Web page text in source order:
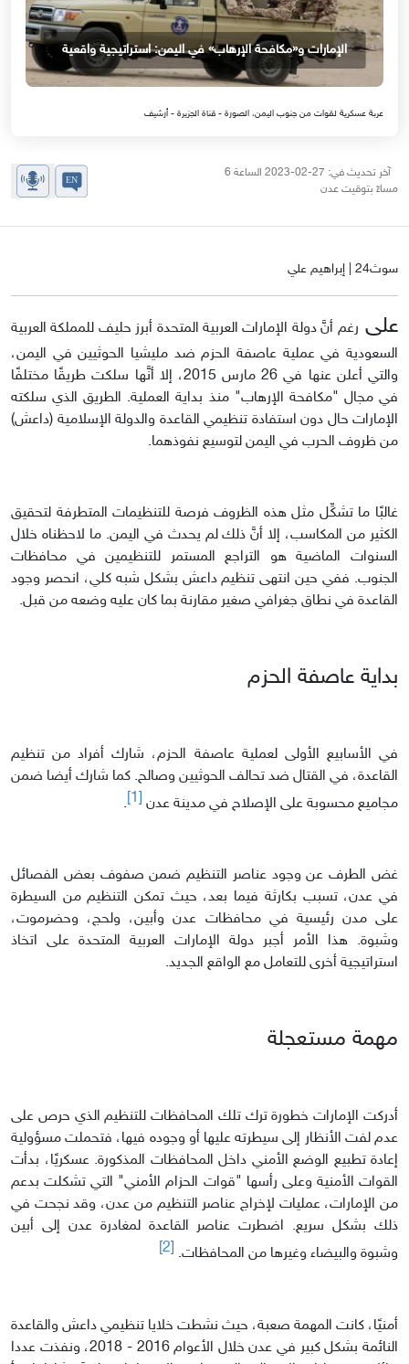
الإمارات و«مكافحة الإرهاب» في اليمن: استراتيجية واقعية
عربة عسكرية لقوات من جنوب اليمن، الصورة - قناة الجزيرة - أرشيف
آخر تحديث في: 27-02-2023 الساعة 6
مساءً بتوقيت عدن
سوث24 | إبراهيم علي
على رغم أنَّ دولة الإمارات العربية المتحدة أبرز حليف للمملكة العربية
السعودية في عملية عاصفة الحزم ضد مليشيا الحوثيين في اليمن،
والتي أعلن عنها في 26 مارس 2015، إلا أنَّها سلكت طريقًا مختلفًا
في مجال "مكافحة الإرهاب" منذ بداية العملية. الطريق الذي سلكته
الإمارات حال دون استفادة تنظيمي القاعدة والدولة الإسلامية (داعش)
من ظروف الحرب في اليمن لتوسيع نفوذهما.
غالبًا ما تشكِّل مثل هذه الظروف فرصة للتنظيمات المتطرفة لتحقيق
الكثير من المكاسب، إلا أنَّ ذلك لم يحدث في اليمن. ما لاحظناه خلال
السنوات الماضية هو التراجع المستمر للتنظيمين في محافظات
الجنوب. ففي حين انتهى تنظيم داعش بشكل شبه كلي، انحصر وجود
القاعدة في نطاق جغرافي صغير مقارنة بما كان عليه وضعه من قبل.
بداية عاصفة الحزم
في الأسابيع الأولى لعملية عاصفة الحزم، شارك أفراد من تنظيم
القاعدة، في القتال ضد تحالف الحوثيين وصالح. كما شارك أيضا ضمن
مجاميع محسوبة على الإصلاح في مدينة عدن
.
غض الطرف عن وجود عناصر التنظيم ضمن صفوف بعض الفصائل
في عدن، تسبب بكارثة فيما بعد، حيث تمكن التنظيم من السيطرة
على مدن رئيسية في محافظات عدن وأبين، ولحج، وحضرموت،
وشبوة. هذا الأمر أجبر دولة الإمارات العربية المتحدة على اتخاذ
استراتيجية أخرى للتعامل مع الواقع الجديد.
مهمة مستعجلة
أدركت الإمارات خطورة ترك تلك المحافظات للتنظيم الذي حرص على
عدم لفت الأنظار إلى سيطرته عليها أو وجوده فيها، فتحملت مسؤولية
إعادة تطبيع الوضع الأمني داخل المحافظات المذكورة. عسكريًا، بدأت
القوات الأمنية وعلى رأسها "قوات الحزام الأمني" التي تشكلت بدعم
من الإمارات، عمليات لإخراج عناصر التنظيم من عدن، وقد نجحت في
ذلك بشكل سريع. اضطرت عناصر القاعدة لمغادرة عدن إلى أبين
وشبوة والبيضاء وغيرها من المحافظات.
أمنيًا، كانت المهمة صعبة، حيث نشطت خلايا تنظيمي داعش والقاعدة
النائمة بشكل كبير في عدن خلال الأعوام 2016 - 2018، ونفذت عددا